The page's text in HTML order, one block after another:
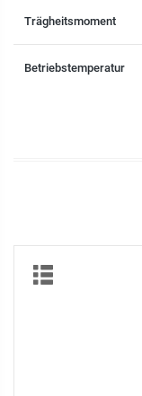
Trägheitsmoment
Betriebstemperatur